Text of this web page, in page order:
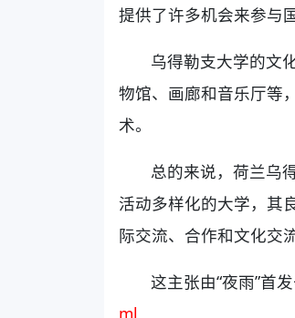
提供了许多机会来参与
乌得勒支大学的文
物馆、画廊和音乐厅等
术。
总的来说，荷兰乌
活动多样化的大学，其
际交流、合作和文化交
这主张由“夜雨”首
ml